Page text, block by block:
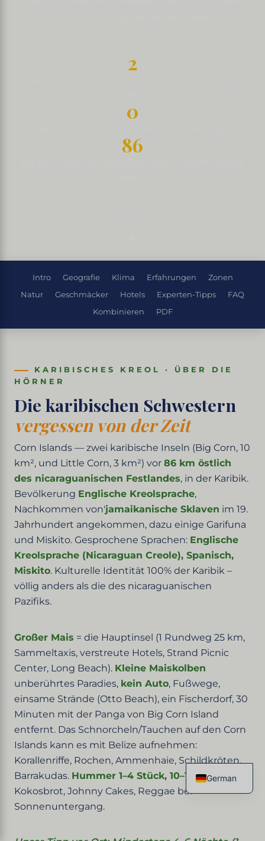
2
0
86
Intro Geografie Klima Erfahrungen
Zonen
Natur
Geschmäcker Hotels Experten-Tipps
FAQ
Kombinieren
PDF
KARIBISCHES KREOL · ÜBER DIE
HÖRNER
Die karibischen Schwestern
vergessen von der Zeit
Corn Islands — zwei karibische Inseln (Big Corn, 10
km², und Little Corn, 3 km²) vor 86 km östlich
des nicaraguanischen Festlandes, in der Karibik.
Bevölkerung Englische Kreolsprache,
Nachkommen von'jamaikanische Sklaven im 19.
Jahrhundert angekommen, dazu einige Garifuna
und Miskito. Gesprochene Sprachen: Englische
Kreolsprache (Nicaraguan Creole), Spanisch,
Miskito. Kulturelle Identität 100% der Karibik –
völlig anders als die des nicaraguanischen
Pazifiks.
Großer Mais = die Hauptinsel (1 Rundweg 25 km,
Sammeltaxis, verstreute Hotels, Strand Picnic
Center, Long Beach). Kleine Maiskolben
unberührtes Paradies, kein Auto, Fußwege,
einsame Strände (Otto Beach), ein Fischerdorf, 30
Minuten mit der Panga von Big Corn Island
entfernt. Das Schnorcheln/Tauchen auf den Corn
Islands kann es mit Belize aufnehmen:
Korallenriffe, Rochen, Ammenhaie, Schildkröten,
Barrakudas. Hummer 1–4 Stück, 10–15 g,
Kokosbrot, Johnny Cakes, Reggae bei
Sonnenuntergang.
German
French
Chinese